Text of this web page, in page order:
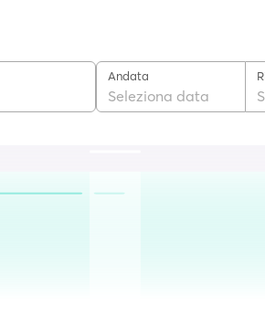
Andata
Seleziona data